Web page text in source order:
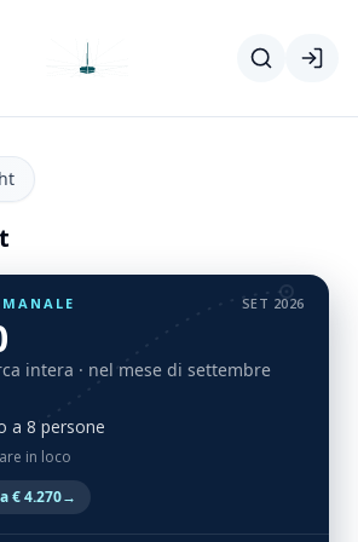
navigazione
SET 2026
intera · nel mese di settembre
a 8 persone
in loco
€ 4.270→